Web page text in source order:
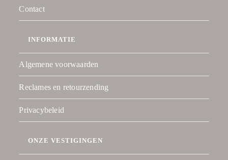
Contact
INFORMATIE
Algemene voorwaarden
Reclames en retourzending
Privacybeleid
ONZE VESTIGINGEN